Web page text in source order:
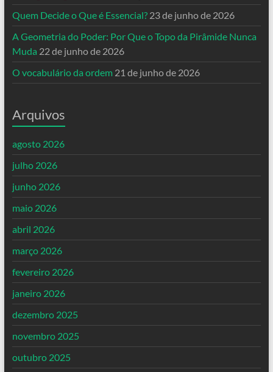
Quem Decide o Que é Essencial? 23 de junho de 2026
A Geometria do Poder: Por Que o Topo da Pirâmide Nunca
Muda 22 de junho de 2026
O vocabulário da ordem 21 de junho de 2026
Arquivos
agosto 2026
julho 2026
junho 2026
maio 2026
abril 2026
março 2026
fevereiro 2026
janeiro 2026
dezembro 2025
novembro 2025
outubro 2025